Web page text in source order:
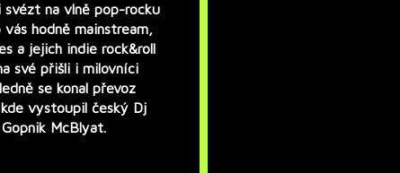
na vlně pop-rocku
hodně mainstream,
a jejich indie rock&roll
své přišli i milovníci
se konal převoz
vystoupil český Dj
Gopnik McBlyat.